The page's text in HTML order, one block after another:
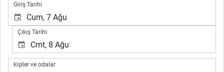
Giriş Tarihi
Çıkış Tarihi
kişiler
kişiler ve odalar